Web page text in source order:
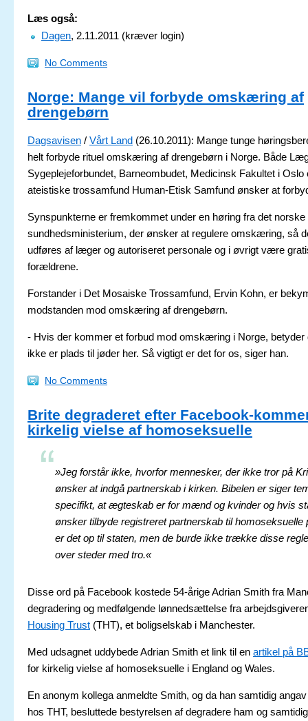
Læs også:
Dagen, 2.11.2011 (kræver login)
No Comments
Norge: Mange vil forbyde omskæring af
drengebørn
Dagsavisen / Vårt Land (26.10.2011): Mange tunge
helt forbyde rituel omskæring af drengebørn i Norge. Både
Sygeplejeforbundet, Barneombudet, Medicinsk Fakultet i Oslo
ateistiske trossamfund Human-Etisk Samfund ønsker at
Synspunkterne er fremkommet under en høring fra det norske
sundhedsministerium, der ønsker at regulere omskæring, så
udføres af læger og autoriseret personale og i øvrigt være
forældrene.
Forstander i Det Mosaiske Trossamfund, Ervin Kohn, er
modstanden mod omskæring af drengebørn.
- Hvis der kommer et forbud mod omskæring i Norge, betyder
ikke er plads til jøder her. Så vigtigt er det for os, siger han.
No Comments
Brite degraderet efter Facebook-
kirkelig vielse af homoseksuelle
»Jeg forstår ikke, hvorfor mennesker, der ikke tror på
ønsker at indgå partnerskab i kirken. Bibelen er siger
specifikt, at ægteskab er for mænd og kvinder og hvis
ønsker tilbyde registreret partnerskab til homoseksuelle
er det op til staten, men de burde ikke trække disse
over steder med tro.«
Disse ord på Facebook kostede 54-årige Adrian Smith fra
degradering og medfølgende lønnedsættelse fra
Housing Trust (THT), et boligselskab i Manchester.
Med udsagnet uddybede Adrian Smith et link til en artikel på
for kirkelig vielse af homoseksuelle i England og Wales.
En anonym kollega anmeldte Smith, og da han samtidig
hos THT, besluttede bestyrelsen af degradere ham og